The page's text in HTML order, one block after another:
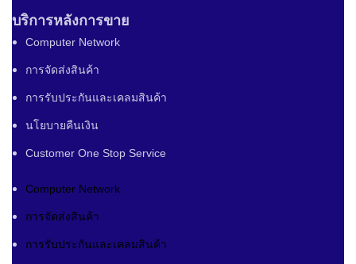
บริการหลังการขาย
Computer Network
การจัดส่งสินค้า
การรับประกันและเคลมสินค้า
นโยบายคืนเงิน
Customer One Stop Service
Computer Network
การจัดส่งสินค้า
การรับประกันและเคลมสินค้า